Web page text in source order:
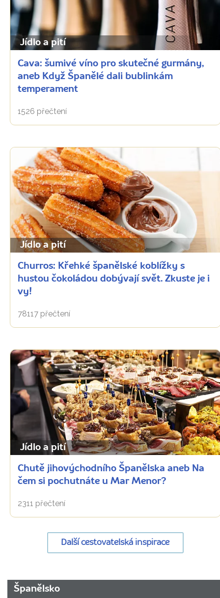
Jídlo a pití
Cava: šumivé víno pro skutečné gurmány,
aneb Když Španělé dali bublinkám
temperament
1526 přečtení
Jídlo a pití
Churros: Křehké španělské koblížky s
hustou čokoládou dobývají svět. Zkuste je i
vy!
78117 přečtení
Jídlo a pití
Chutě jihovýchodního Španělska aneb Na
čem si pochutnáte u Mar Menor?
2311 přečtení
Další cestovatelská inspirace
URL
stránky:
Španělsko